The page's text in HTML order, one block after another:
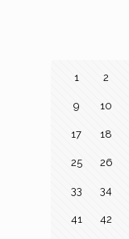
1 2
9 10
17 18
25 26
33 34
41 42